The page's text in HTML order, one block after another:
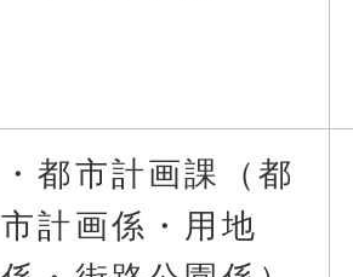
・都市計画課（都
市計画係・用地